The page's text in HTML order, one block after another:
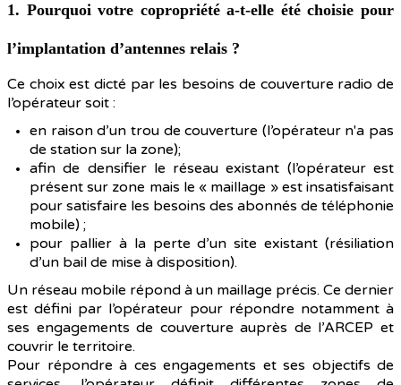
1. Pourquoi votre copropriété a-t-elle été choisie pour
l’implantation d’antennes relais ?
Ce choix est dicté par les besoins de couverture radio de
l’opérateur soit :
en raison d’un trou de couverture (l’opérateur n'a pas
de station sur la zone);
afin de densifier le réseau existant (l’opérateur est
présent sur zone mais le « maillage » est insatisfaisant
pour satisfaire les besoins des abonnés de téléphonie
mobile) ;
pour pallier à la perte d’un site existant (résiliation
d’un bail de mise à disposition).
Un réseau mobile répond à un maillage précis. Ce dernier
est défini par l’opérateur pour répondre notamment à
ses engagements de couverture auprès de l’ARCEP et
couvrir le territoire.
Pour répondre à ces engagements et ses objectifs de